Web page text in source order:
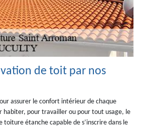
de toit par nos
assurer le confort intérieur de chaque
habiter, pour travailler ou pour tout usage, le
toiture étanche capable de s’inscrire dans le